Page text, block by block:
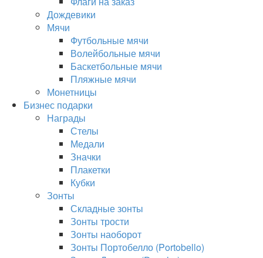
Дождевики
Мячи
Футбольные мячи
Волейбольные мячи
Баскетбольные мячи
Пляжные мячи
Монетницы
Бизнес подарки
Награды
Стелы
Медали
Значки
Плакетки
Кубки
Зонты
Складные зонты
Зонты трости
Зонты наоборот
Зонты Портобелло (Portobello)